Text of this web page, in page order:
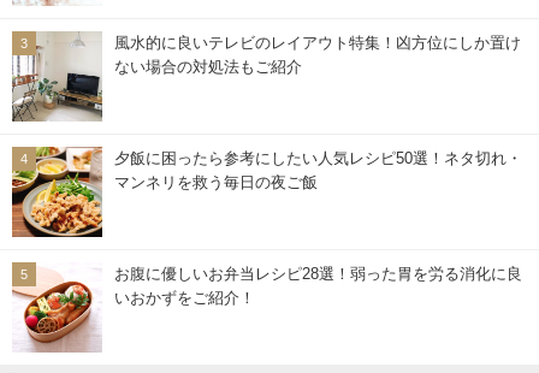
風水的に良いテレビのレイアウト特集！凶方位にしか置け
ない場合の対処法もご紹介
夕飯に困ったら参考にしたい人気レシピ50選！ネタ切れ・
マンネリを救う毎日の夜ご飯
お腹に優しいお弁当レシピ28選！弱った胃を労る消化に良
いおかずをご紹介！